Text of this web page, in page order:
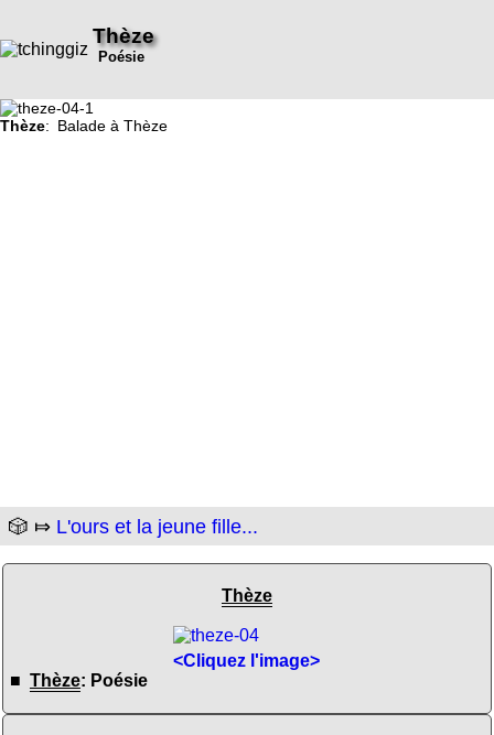
Thèze
Poésie
Thèze: Balade à Thèze
🎲 ⤇ L'ours et la jeune fille...
Thèze
<Cliquez l'image>
■ Thèze: Poésie